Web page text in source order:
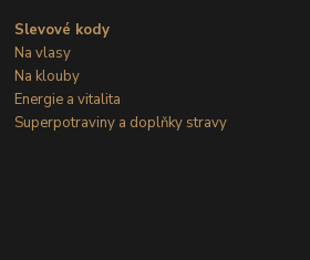
Slevové kody
Na vlasy
Na klouby
Energie a vitalita
Superpotraviny a doplňky stravy